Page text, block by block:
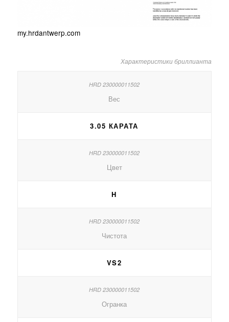
my.hrdantwerp.com
Характеристики бриллианта
Вес
3.05 КАРАТА
Цвет
H
Чистота
VS2
Огранка